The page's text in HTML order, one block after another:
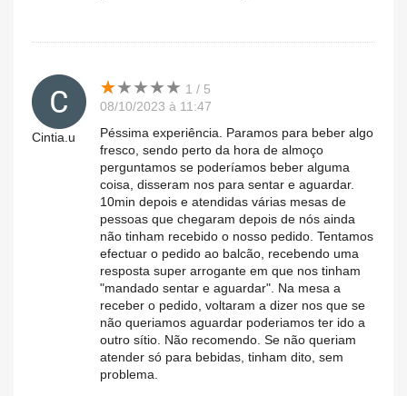
Cintia.u
★★★★★
★★★★★ 1 / 5
08/10/2023 à 11:47
Péssima experiência. Paramos para beber algo
fresco, sendo perto da hora de almoço
perguntamos se poderíamos beber alguma
coisa, disseram nos para sentar e aguardar.
10min depois e atendidas várias mesas de
pessoas que chegaram depois de nós ainda
não tinham recebido o nosso pedido. Tentamos
efectuar o pedido ao balcão, recebendo uma
resposta super arrogante em que nos tinham
"mandado sentar e aguardar". Na mesa a
receber o pedido, voltaram a dizer nos que se
não queriamos aguardar poderiamos ter ido a
outro sítio. Não recomendo. Se não queriam
atender só para bebidas, tinham dito, sem
problema.